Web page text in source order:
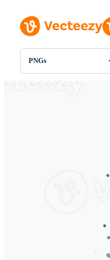
PNGs
Toutes Images
Événements Éditoriaux